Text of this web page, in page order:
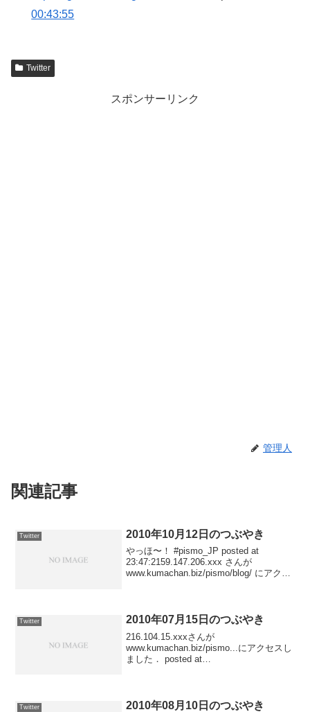
00:43:55
Twitter
スポンサーリンク
管理人
関連記事
Twitter 2010年10月12日のつぶやき
やっほ〜！ #pismo_JP posted at
23:47:2159.147.206.xxx さんが
www.kumachan.biz/pismo/blog/ にアクセ
Twitter 2010年07月15日のつぶやき
216.104.15.xxxさんが
www.kumachan.biz/pismo...にアクセスし
ました． posted at
Twitter 2010年08月10日のつぶやき